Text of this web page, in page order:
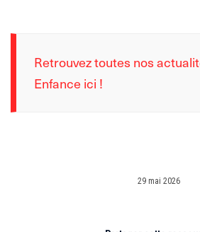
Retrouvez toutes nos
Enfance ici !
29 mai 2026